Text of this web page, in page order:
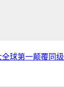
全球第一颠覆同级